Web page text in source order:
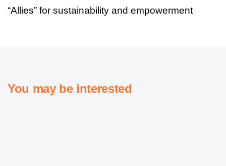
“Allies” for sustainability and empowerment
You may be interested